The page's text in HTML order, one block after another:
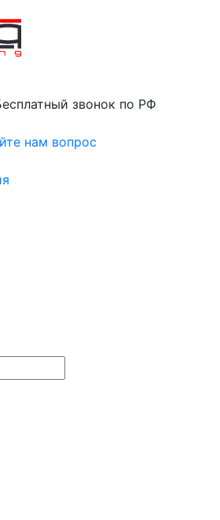
звонок по РФ
нам вопрос